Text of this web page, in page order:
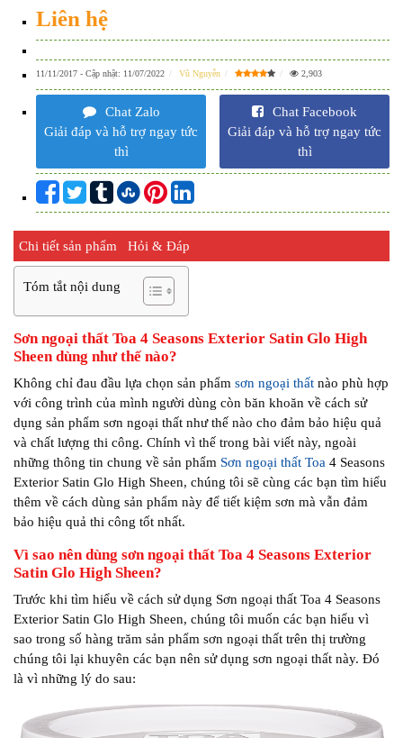
Liên hệ
11/11/2017 - Cập nhật: 11/07/2022 Vũ Nguyễn 2,903
Chat Zalo
Giải đáp và hỗ trợ ngay tức
thì
Chat Facebook
Giải đáp và hỗ trợ ngay tức
thì
Chi tiết sản phẩm Hỏi & Đáp
Tóm tắt nội dung
Sơn ngoại thất Toa 4 Seasons Exterior Satin Glo High
Sheen dùng như thế nào?
Không chỉ đau đầu lựa chọn sản phẩm sơn ngoại thất nào phù hợp
với công trình của mình người dùng còn băn khoăn về cách sử
dụng sản phẩm sơn ngoại thất như thế nào cho đảm bảo hiệu quả
và chất lượng thi công. Chính vì thế trong bài viết này, ngoài
những thông tin chung về sản phẩm Sơn ngoại thất Toa 4 Seasons
Exterior Satin Glo High Sheen, chúng tôi sẽ cùng các bạn tìm hiểu
thêm về cách dùng sản phẩm này để tiết kiệm sơn mà vẫn đảm
bảo hiệu quả thi công tốt nhất.
Vì sao nên dùng sơn ngoại thất Toa 4 Seasons Exterior
Satin Glo High Sheen?
Trước khi tìm hiểu về cách sử dụng Sơn ngoại thất Toa 4 Seasons
Exterior Satin Glo High Sheen, chúng tôi muốn các bạn hiểu vì
sao trong số hàng trăm sản phẩm sơn ngoại thất trên thị trường
chúng tôi lại khuyên các bạn nên sử dụng sơn ngoại thất này. Đó
là vì những lý do sau: